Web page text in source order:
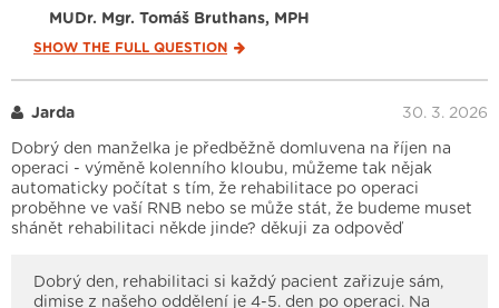
MUDr. Mgr. Tomáš Bruthans, MPH
SHOW THE FULL QUESTION
Jarda 30. 3. 2026
Dobrý den manželka je předběžně domluvena na říjen na
operaci - výměně kolenního kloubu, můžeme tak nějak
automaticky počítat s tím, že rehabilitace po operaci
proběhne ve vaší RNB nebo se může stát, že budeme muset
shánět rehabilitaci někde jinde? děkuji za odpověď
Dobrý den, rehabilitaci si každý pacient zařizuje sám,
dimise z našeho oddělení je 4-5. den po operaci. Na